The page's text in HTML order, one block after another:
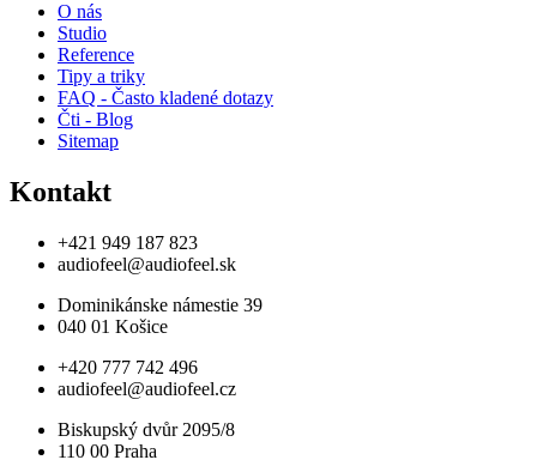
O nás
Studio
Reference
Tipy a triky
FAQ - Často kladené dotazy
Čti - Blog
Sitemap
Kontakt
+421 949 187 823
audiofeel@audiofeel.sk
Dominikánske námestie 39
040 01 Košice
+420 777 742 496
audiofeel@audiofeel.cz
Biskupský dvůr 2095/8
110 00 Praha